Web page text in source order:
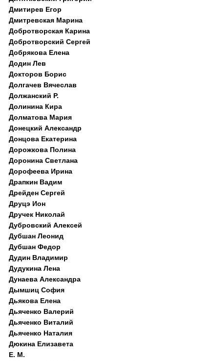
Дмитирев Егор
Дмитревская Марина
Добротворская Карина
Добротворский Сергей
Добрякова Елена
Додин Лев
Докторов Борис
Долгачев Вячеслав
Должанский Р.
Долинина Кира
Долматова Мария
Донецкий Александр
Донцова Екатерина
Дорожкова Полина
Доронина Светлана
Дорофеева Ирина
Драпкин Вадим
Дрейден Сергей
Друцэ Ион
Дручек Николай
Дубровский Алексей
Дубшан Леонид
Дубшан Федор
Дудин Владимир
Дудукина Лена
Дунаева Александра
Дымшиц София
Дьякова Елена
Дьяченко Валерий
Дьяченко Виталий
Дьяченко Наталия
Дюкина Елизавета
Е. М.